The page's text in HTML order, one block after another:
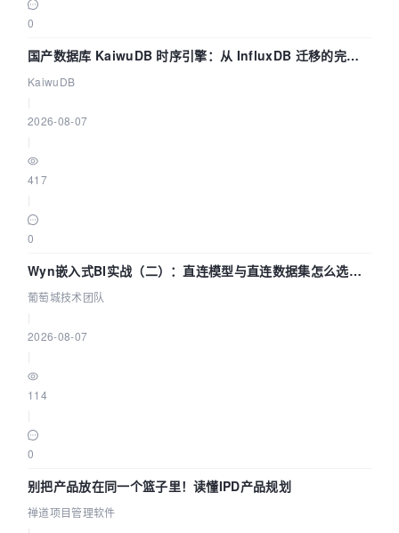
0
国产数据库 KaiwuDB 时序引擎：从 InfluxDB 迁移的完整
技术路径
KaiwuDB
2026-08-07
417
0
Wyn嵌入式BI实战（二）：直连模型与直连数据集怎么选，
参数为什么不生效？| 葡萄城技术团队
葡萄城技术团队
2026-08-07
114
0
别把产品放在同一个篮子里！读懂IPD产品规划
禅道项目管理软件